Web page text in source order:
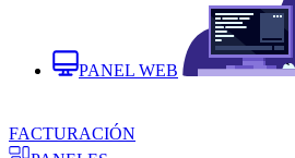
PANEL WEB
FACTURACIÓN